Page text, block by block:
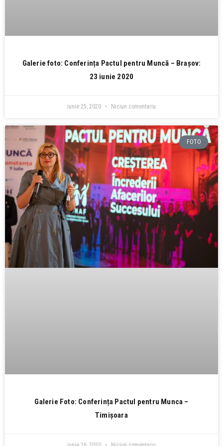
Galerie foto: Conferința Pactul pentru Muncă – Brașov:
23 iunie 2020
iunie 25, 2020 Niciun comentariu
FOTO
Galerie Foto: Conferința Pactul pentru Munca –
Timișoara